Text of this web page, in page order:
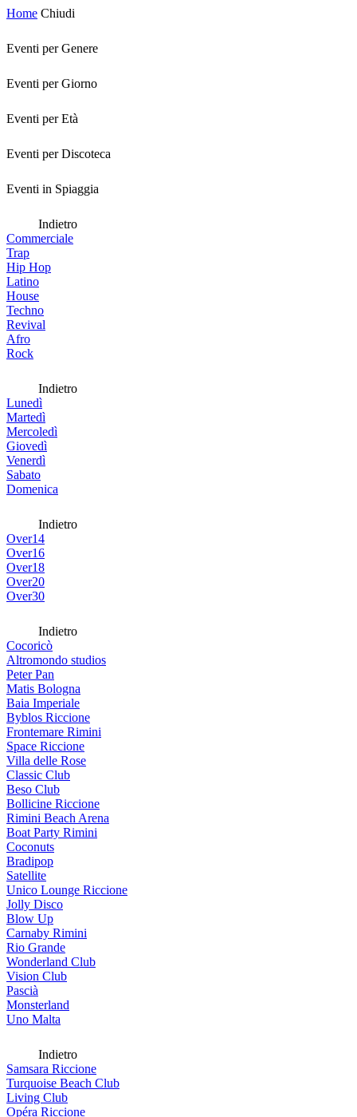
Home Chiudi
Eventi per Genere
Eventi per Giorno
Eventi per Età
Eventi per Discoteca
Eventi in Spiaggia
Indietro
Commerciale
Trap
Hip Hop
Latino
House
Techno
Revival
Afro
Rock
Indietro
Lunedì
Martedì
Mercoledì
Giovedì
Venerdì
Sabato
Domenica
Indietro
Over14
Over16
Over18
Over20
Over30
Indietro
Cocoricò
Altromondo studios
Peter Pan
Matis Bologna
Baia Imperiale
Byblos Riccione
Frontemare Rimini
Space Riccione
Villa delle Rose
Classic Club
Beso Club
Bollicine Riccione
Rimini Beach Arena
Boat Party Rimini
Coconuts
Bradipop
Satellite
Unico Lounge Riccione
Jolly Disco
Blow Up
Carnaby Rimini
Rio Grande
Wonderland Club
Vision Club
Pascià
Monsterland
Uno Malta
Indietro
Samsara Riccione
Turquoise Beach Club
Living Club
Opéra Riccione